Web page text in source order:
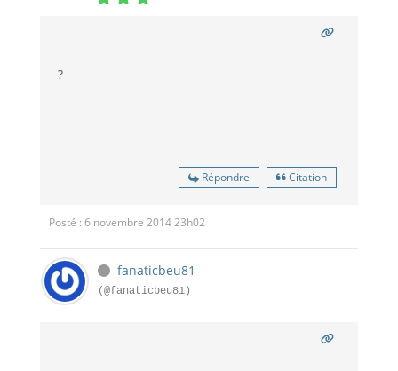
?
Répondre Citation
Posté : 6 novembre 2014 23h02
fanaticbeu81
(@fanaticbeu81)